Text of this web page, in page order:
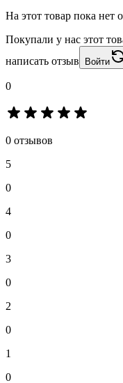
На этот товар пока нет
Покупали у нас этот
написать отзыв
Войти
0
0 отзывов
5
0
4
0
3
0
2
0
1
0